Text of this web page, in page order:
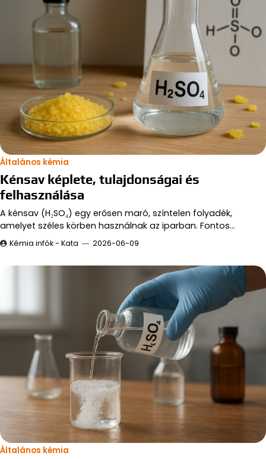
Általános kémia
Kénsav képlete, tulajdonságai és
felhasználása
A kénsav (H₂SO₄) egy erősen maró, színtelen folyadék,
amelyet széles körben használnak az iparban. Fontos…
Kémia infók - Kata 2026-06-09
Általános kémia